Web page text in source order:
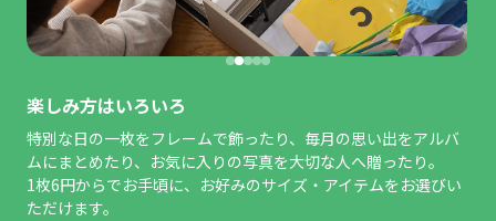
楽しみ方はいろいろ
特別な日の一枚をフレームで飾ったり、毎月の思い出をアルバ
ムにまとめたり、お気に入りの写真を大切な人へ贈ったり。
1枚6円からでお手頃に、お好みのサイズ・アイテムをお選びい
ただけます。